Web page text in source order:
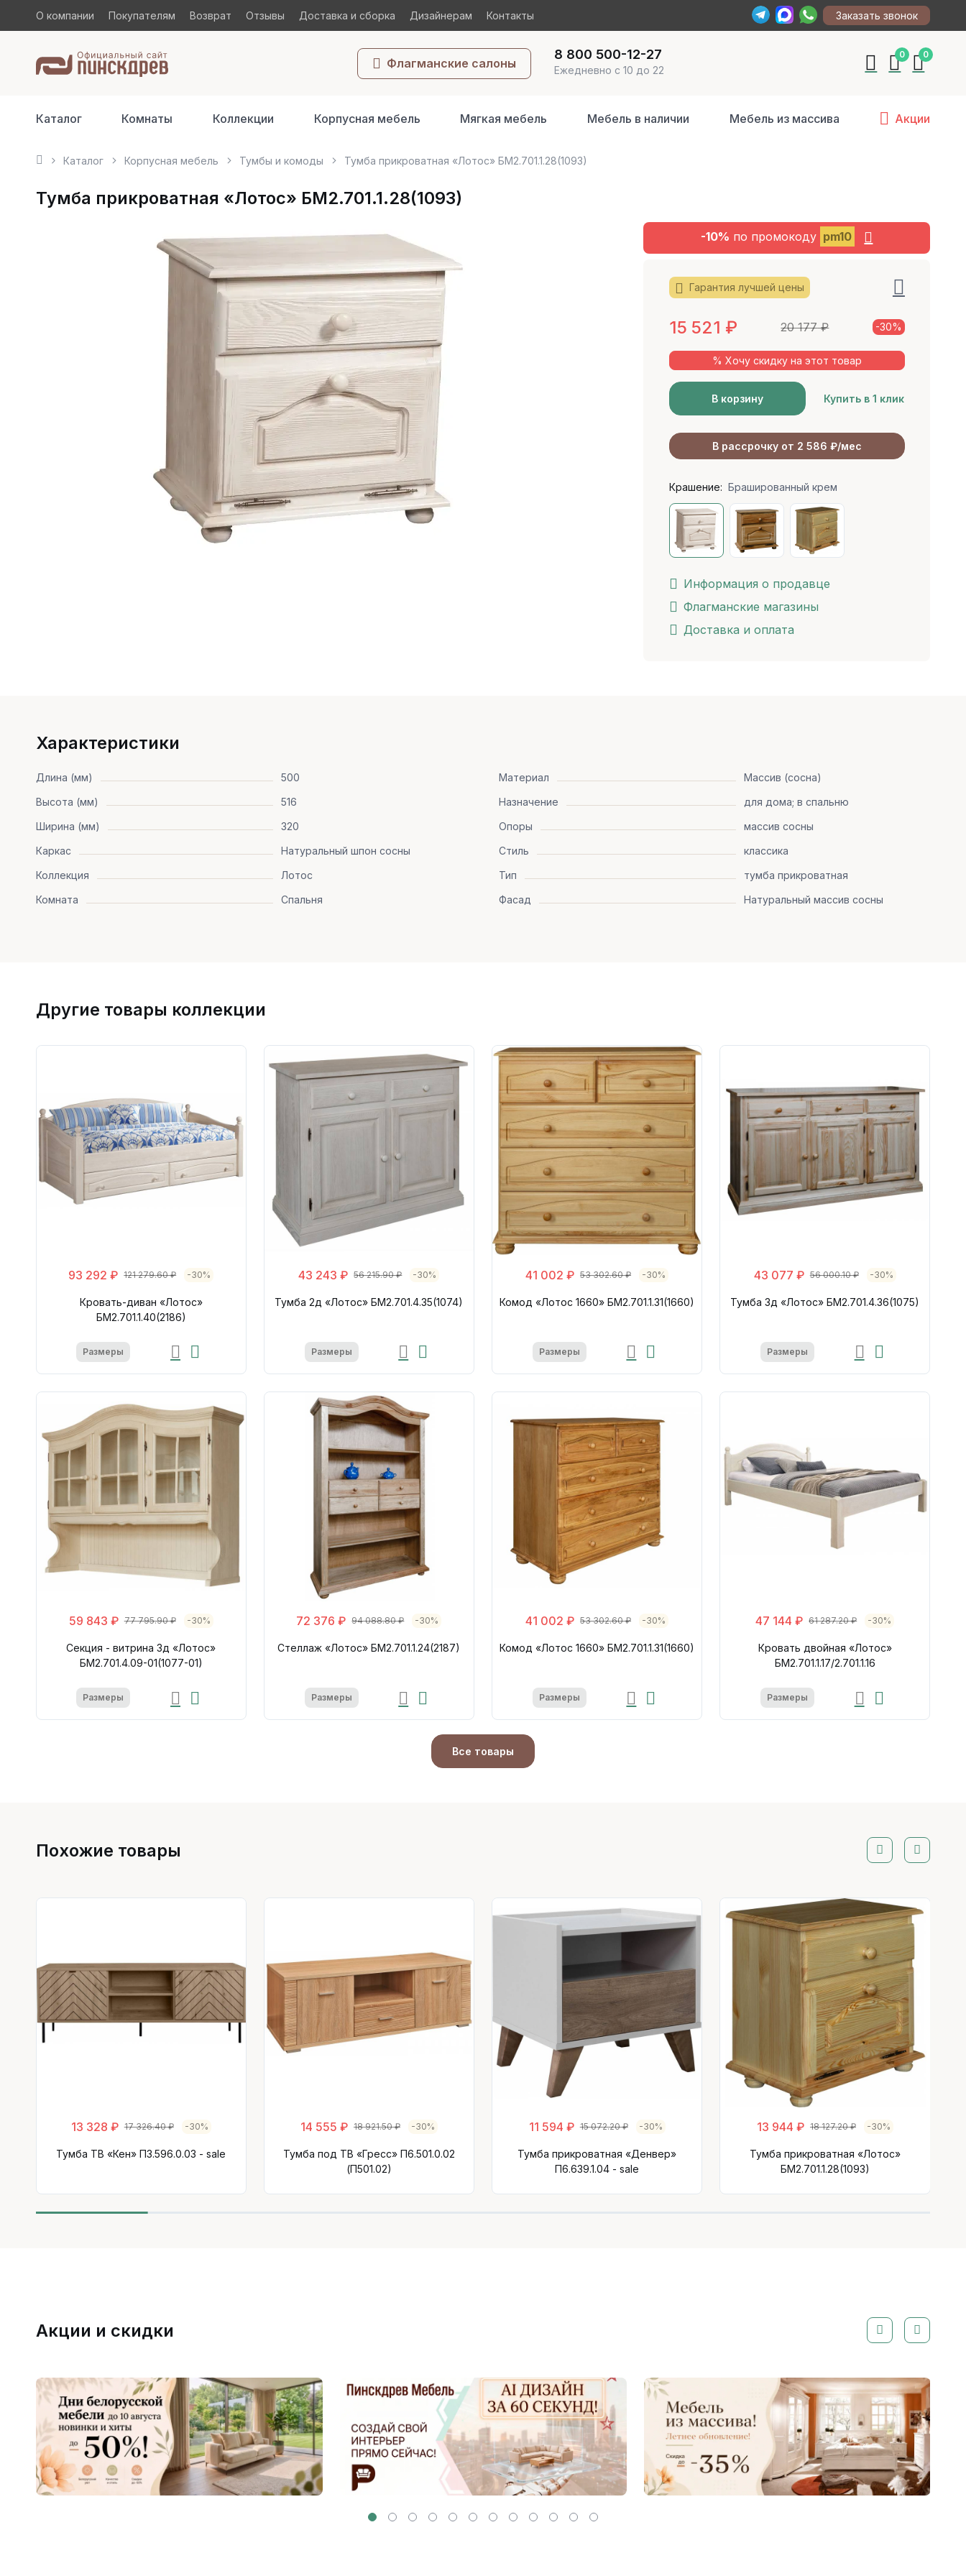
О компании Покупателям Возврат Отзывы Доставка и сборка Дизайнерам Контакты Заказать звонок
Флагманские салоны
8 800 500-12-27
Ежедневно с 10 до 22
0 0
Каталог Комнаты Коллекции Корпусная мебель Мягкая мебель Мебель в наличии Мебель из массива Акции
Каталог Корпусная мебель Тумбы и комоды Тумба прикроватная «Лотос» БМ2.701.1.28(1093)
Тумба прикроватная «Лотос» БМ2.701.1.28(1093)
-10% по промокоду pm10
Гарантия лучшей цены
15 521 ₽ 20 177₽ -30%
% Хочу скидку на этот товар
В корзину Купить в 1 клик
В рассрочку от 2 586 ₽/мес
Крашение: Брашированный крем
Информация о продавце
Флагманские магазины
Доставка и оплата
Характеристики
Длина (мм)
500
Высота (мм)
516
Ширина (мм)
320
Каркас
Натуральный шпон сосны
Коллекция
Лотос
Комната
Спальня
Материал
Массив (сосна)
Назначение
для дома; в спальню
Опоры
массив сосны
Стиль
классика
Тип
тумба прикроватная
Фасад
Натуральный массив сосны
Другие товары коллекции
93 292 ₽ 121 279.60 ₽ -30%
Кровать-диван «Лотос»
БМ2.701.1.40(2186)
Размеры
43 243 ₽ 56 215.90 ₽ -30%
Тумба 2д «Лотос» БМ2.701.4.35(1074)
Размеры
41 002 ₽ 53 302.60 ₽ -30%
Комод «Лотос 1660» БМ2.701.1.31(1660)
Размеры
43 077 ₽ 56 000.10 ₽ -30%
Тумба 3д «Лотос» БМ2.701.4.36(1075)
Размеры
59 843 ₽ 77 795.90 ₽ -30%
Секция - витрина 3д «Лотос»
БМ2.701.4.09-01(1077-01)
Размеры
72 376 ₽ 94 088.80 ₽ -30%
Стеллаж «Лотос» БМ2.701.1.24(2187)
Размеры
41 002 ₽ 53 302.60 ₽ -30%
Комод «Лотос 1660» БМ2.701.1.31(1660)
Размеры
47 144 ₽ 61 287.20 ₽ -30%
Кровать двойная «Лотос»
БМ2.701.1.17/2.701.1.16
Размеры
Все товары
Похожие товары
13 328 ₽ 17 326.40 ₽ -30%
Тумба ТВ «Кен» П3.596.0.03 - sale
14 555 ₽ 18 921.50 ₽ -30%
Тумба под ТВ «Гресс» П6.501.0.02
(П501.02)
11 594 ₽ 15 072.20 ₽ -30%
Тумба прикроватная «Денвер»
П6.639.1.04 - sale
13 944 ₽ 18 127.20 ₽ -30%
Тумба прикроватная «Лотос»
БМ2.701.1.28(1093)
Акции и скидки